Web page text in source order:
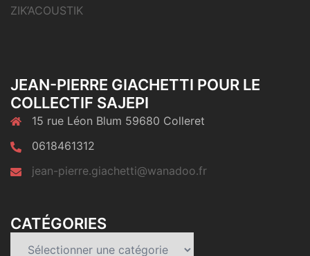
ZIK’ACOUSTIK
JEAN-PIERRE GIACHETTI POUR LE
COLLECTIF SAJEPI
15 rue Léon Blum 59680 Colleret
0618461312
jean-pierre.giachetti@wanadoo.fr
CATÉGORIES